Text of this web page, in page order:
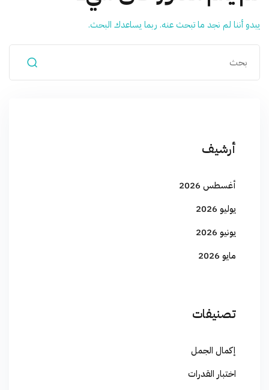
يبدو أننا لم نجد ما تبحث عنه. ربما يساعدك البحث.
أرشيف
أغسطس 2026
يوليو 2026
يونيو 2026
مايو 2026
تصنيفات
إكمال الجمل
اختبار القدرات